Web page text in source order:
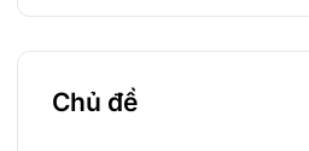
Chủ đề